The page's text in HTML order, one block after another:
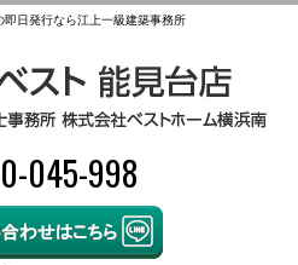
即日発行なら江上一級建築事務所
045-998